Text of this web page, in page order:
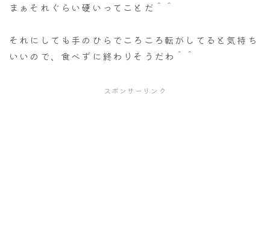
まぁそれぐらい硬いってことだ＾＾
それにしても手のひらでころころ転がしてると気持ち
いいので、食べずに終わりそうだわ＾＾
スポンサーリンク